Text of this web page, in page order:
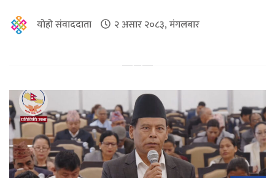
योहो संवाददाता २ असार २०८३, मंगलबार